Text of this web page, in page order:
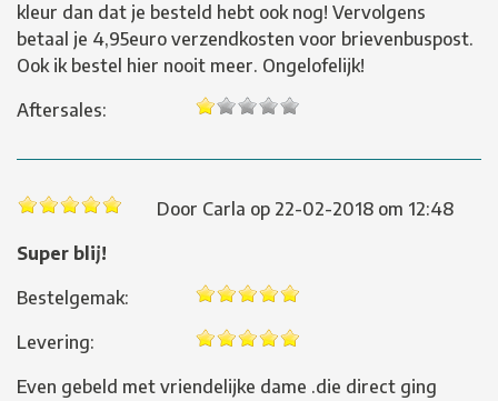
kleur dan dat je besteld hebt ook nog! Vervolgens
betaal je 4,95euro verzendkosten voor brievenbuspost.
Ook ik bestel hier nooit meer. Ongelofelijk!
Aftersales:
Door Carla op 22-02-2018 om 12:48
Super blij!
Bestelgemak:
Levering:
Even gebeld met vriendelijke dame .die direct ging